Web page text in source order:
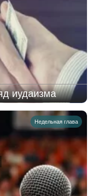
иудаизма
Недельная глава